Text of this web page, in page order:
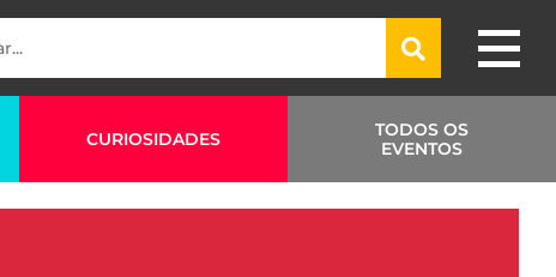
CURIOSIDADES
TODOS OS
EVENTOS